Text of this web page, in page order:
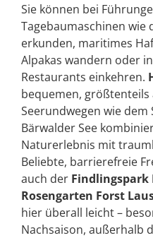
Sie können bei
Tagebaumaschinen wie
erkunden, maritimes
Alpakas wandern oder
Restaurants einkehren.
bequemen,
Seerundwegen wie
Bärwalder See
Naturerlebnis mit
Beliebte, barrierefreie
auch der Findlingspark
Rosengarten Forst
hier überall leicht –
Nachsaison, außerhalb